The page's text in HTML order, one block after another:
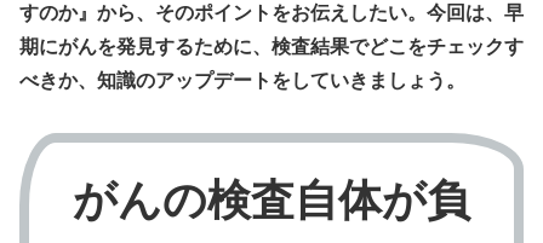
すのか』から、そのポイントをお伝えしたい。今回は、早
期にがんを発見するために、検査結果でどこをチェックす
べきか、知識のアップデートをしていきましょう。
がんの検査自体が負